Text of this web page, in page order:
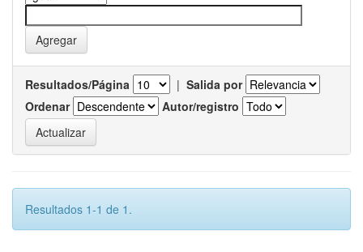
Resultados/Página | Salida por
Ordenar
Autor/registro
Resultados 1-1 de 1.